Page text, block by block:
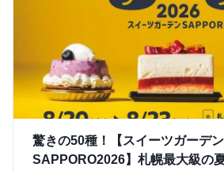
驚きの50種！【スイーツガーデン
SAPPORO2026】札幌最大級の